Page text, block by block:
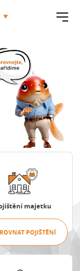
majetku
POJIŠTĚNÍ
pojištění
pojištění